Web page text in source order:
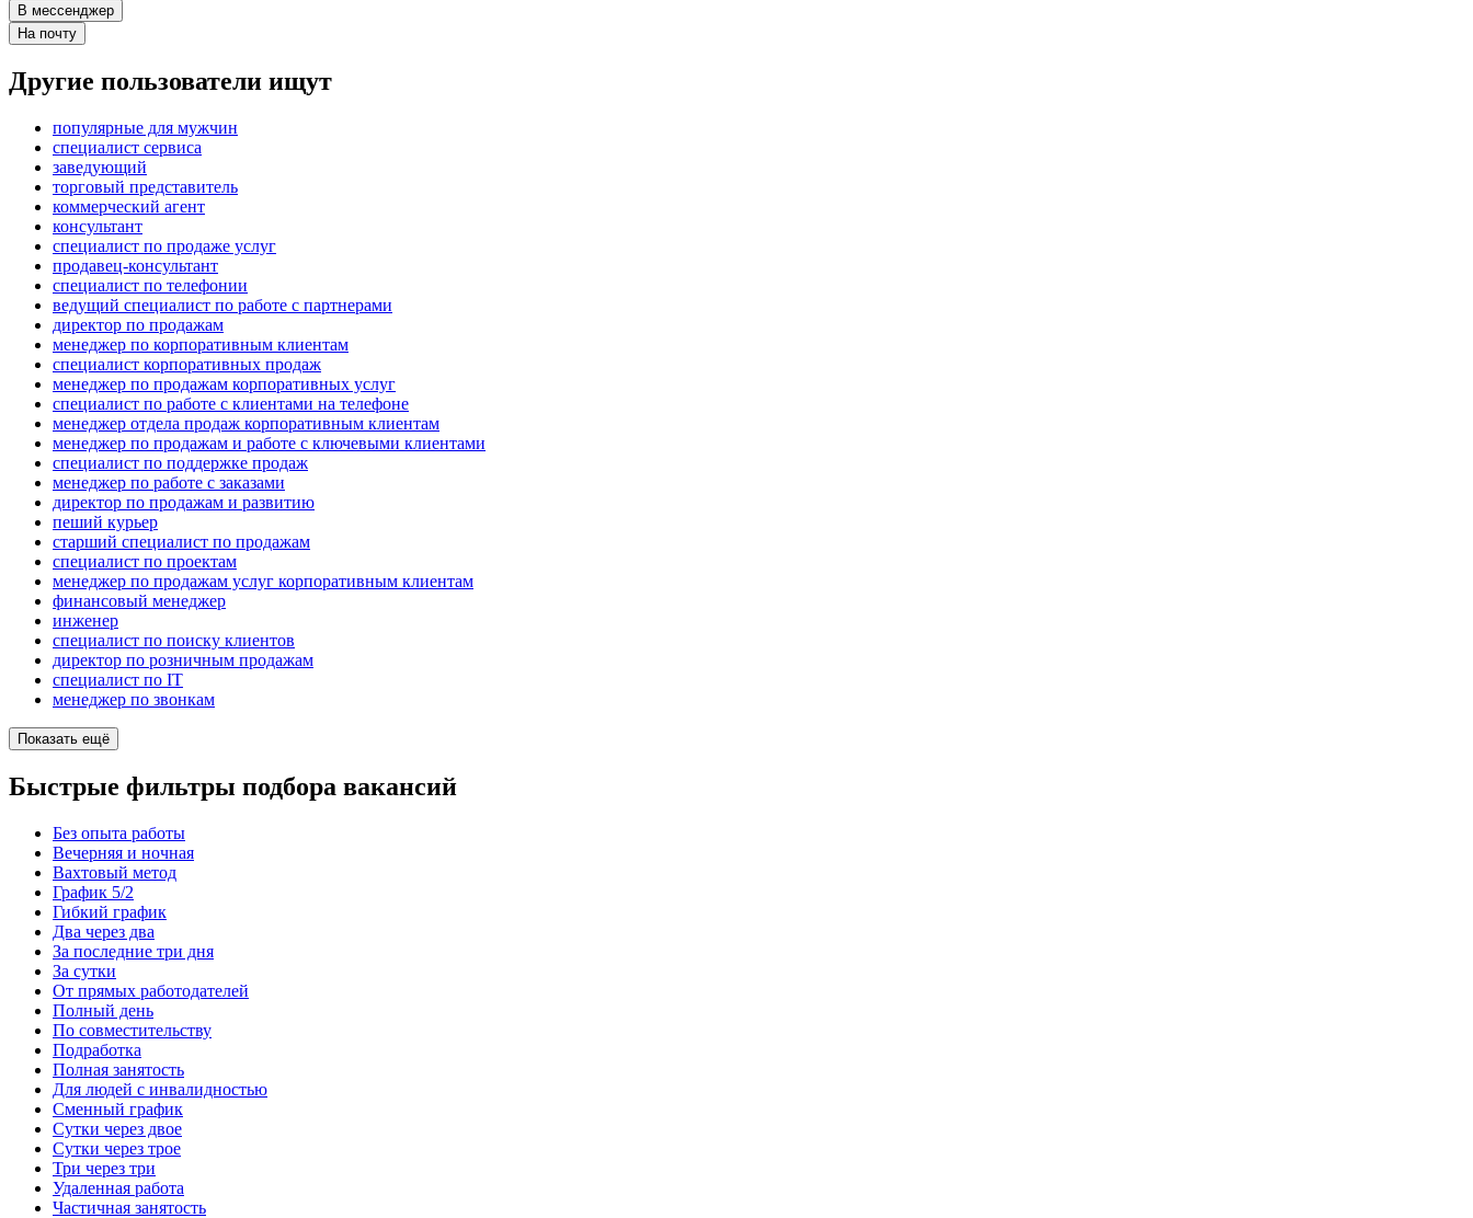
В мессенджер
На почту
Другие пользователи ищут
популярные для мужчин
специалист сервиса
заведующий
торговый представитель
коммерческий агент
консультант
специалист по продаже услуг
продавец-консультант
специалист по телефонии
ведущий специалист по работе с партнерами
директор по продажам
менеджер по корпоративным клиентам
специалист корпоративных продаж
менеджер по продажам корпоративных услуг
специалист по работе с клиентами на телефоне
менеджер отдела продаж корпоративным клиентам
менеджер по продажам и работе с ключевыми клиентами
специалист по поддержке продаж
менеджер по работе с заказами
директор по продажам и развитию
пеший курьер
старший специалист по продажам
специалист по проектам
менеджер по продажам услуг корпоративным клиентам
финансовый менеджер
инженер
специалист по поиску клиентов
директор по розничным продажам
специалист по IT
менеджер по звонкам
Показать ещё
Быстрые фильтры подбора вакансий
Без опыта работы
Вечерняя и ночная
Вахтовый метод
График 5/2
Гибкий график
Два через два
За последние три дня
За сутки
От прямых работодателей
Полный день
По совместительству
Подработка
Полная занятость
Для людей с инвалидностью
Сменный график
Сутки через двое
Сутки через трое
Три через три
Удаленная работа
Частичная занятость